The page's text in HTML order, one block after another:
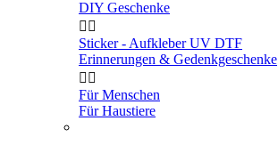
DIY Geschenke
 
Sticker - Aufkleber UV DTF
Erinnerungen & Gedenkgeschenke
 
Für Menschen
Für Haustiere